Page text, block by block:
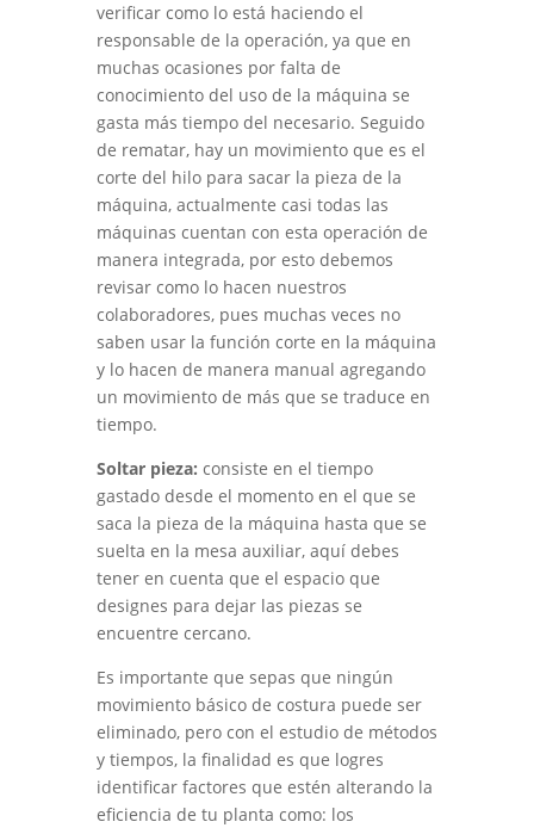
verificar como lo está haciendo el
responsable de la operación, ya que en
muchas ocasiones por falta de
conocimiento del uso de la máquina se
gasta más tiempo del necesario. Seguido
de rematar, hay un movimiento que es el
corte del hilo para sacar la pieza de la
máquina, actualmente casi todas las
máquinas cuentan con esta operación de
manera integrada, por esto debemos
revisar como lo hacen nuestros
colaboradores, pues muchas veces no
saben usar la función corte en la máquina
y lo hacen de manera manual agregando
un movimiento de más que se traduce en
tiempo.
Soltar pieza: consiste en el tiempo
gastado desde el momento en el que se
saca la pieza de la máquina hasta que se
suelta en la mesa auxiliar, aquí debes
tener en cuenta que el espacio que
designes para dejar las piezas se
encuentre cercano.
Es importante que sepas que ningún
movimiento básico de costura puede ser
eliminado, pero con el estudio de métodos
y tiempos, la finalidad es que logres
identificar factores que estén alterando la
eficiencia de tu planta como: los